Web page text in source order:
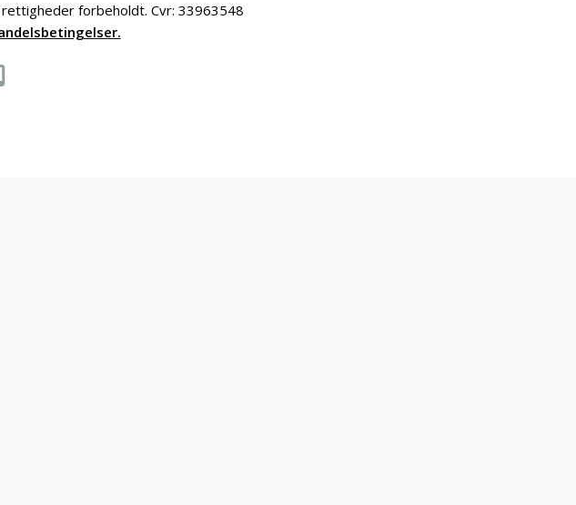
forbeholdt. Cvr: 33963548